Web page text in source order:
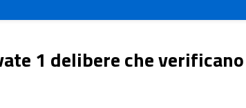
1 delibere che